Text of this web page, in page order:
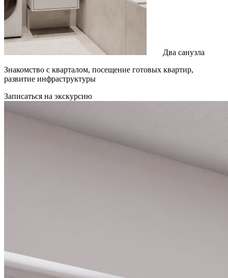
Два санузла
Знакомство с кварталом, посещение готовых квартир,
развитие инфраструктуры
Записаться на экскурсию